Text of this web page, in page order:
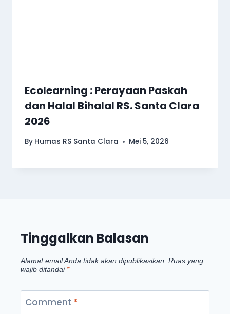
Ecolearning : Perayaan Paskah
dan Halal Bihalal RS. Santa Clara
2026
By Humas RS Santa Clara Mei 5, 2026
Tinggalkan Balasan
Alamat email Anda tidak akan dipublikasikan. Ruas yang
wajib ditandai *
Comment *